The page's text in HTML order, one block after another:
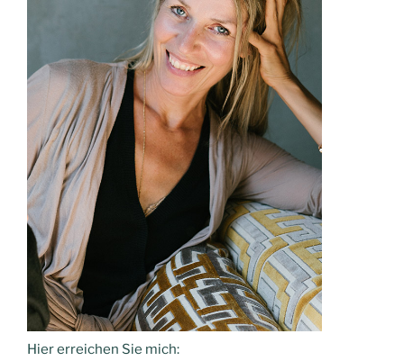
Hier erreichen Sie mich: